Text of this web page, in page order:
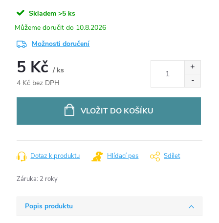
Skladem >5 ks
10.8.2026
Možnosti doručení
5 Kč/ ks
4 Kč bez DPH
VLOŽIT DO KOŠÍKU
Dotaz k produktu Hlídací pes Sdílet
Záruka: 2 roky
Popis produktu